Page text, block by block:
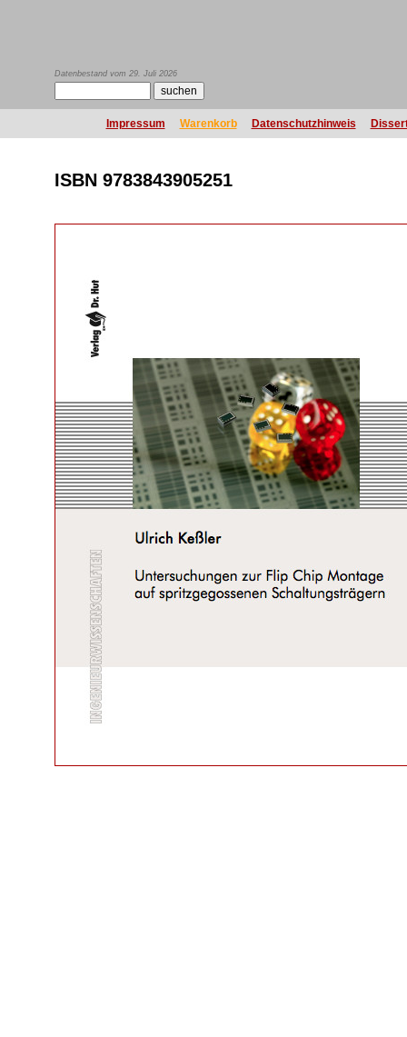
Datenbestand vom 29. Juli 2026
Impressum Warenkorb Datenschutzhinweis
ISBN 9783843905251